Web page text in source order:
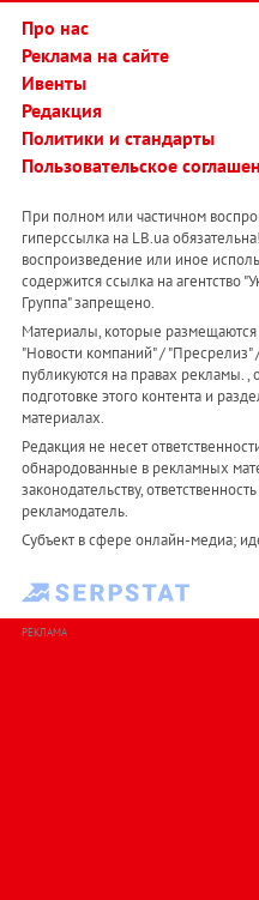
Про нас
Реклама на сайте
Ивенты
Редакция
Политики и стандарты
Пользовательское
При полном или частичном
гиперссылка на LB.ua
воспроизведение или иное
содержится ссылка на агентство
Группа" запрещено.
Материалы, которые размещаются
"Новости компаний" /
публикуются на правах рекламы. ,
подготовке этого контента и
материалах.
Редакция не несет
обнародованные в рекламных
законодательству,
рекламодатель.
Субъект в сфере онлайн-медиа;
РЕКЛАМА